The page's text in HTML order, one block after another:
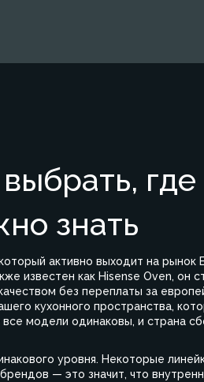
где
знать
активно выходит на рынок
известен как Hisense Oven, он
без переплаты за
кухонного пространства,
модели одинаковы, и страна
уровня. Некоторые
— это значит, что